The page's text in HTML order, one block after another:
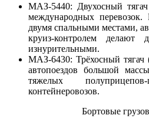
МАЗ-5440: Двухосный
международных
двумя спальными местами,
круиз-контролем делают
изнурительными.
МАЗ-6430: Трёхосный тягач
автопоездов большой
тяжелых
контейнеровозов.
Бортовые